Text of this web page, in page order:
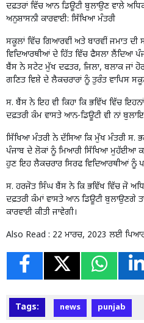
ਦਫ਼ਤਰਾਂ ਵਿੱਚ ਆਨ ਡਿਊਟੀ ਬੁਲਾਉਣ ਵਾਲੇ
ਅਨੁਸ਼ਾਸਨੀ ਕਾਰਵਾਈ: ਸਿੱਖਿਆ ਮੰਤਰੀ
ਸਕੂਲਾਂ ਵਿੱਚ ਗਿਆਰਵੀਂ ਅਤੇ ਬਾਰਵੀਂ ਜਮਾਤ
ਵਿਦਿਆਰਥੀਆਂ ਦੇ ਹਿੱਤ ਵਿੱਚ ਫੈਸਲਾ ਲੈੰਦਿਆ
ਬੈਂਸ ਨੇ ਸਟੇਟ ਮੁੱਖ ਦਫਤਰ, ਜਿਲਾ, ਬਲਾਕ ਜਾਂ
ਗਣਿਤ ਵਿਸ਼ੇ ਦੇ ਲੈਕਚਰਾਰਾਂ ਨੂੰ ਤੁਰੰਤ ਵਾਪਿਸ
ਸ. ਬੈਂਸ ਨੇ ਇਹ ਵੀ ਕਿਹਾ ਕਿ ਭਵਿੱਖ ਵਿੱਚ
ਦਫ਼ਤਰੀ ਕੰਮ ਵਾਸਤੇ ਆਨ-ਡਿਊਟੀ ਵੀ ਨਾਂ
ਸਿੱਖਿਆ ਮੰਤਰੀ ਨੇ ਦੱਸਿਆ ਕਿ ਮੁੱਖ ਮੰਤਰੀ ਸ.
ਪੰਜਾਬ ਦੇ ਲੋਕਾਂ ਨੂੰ ਮਿਆਰੀ ਸਿੱਖਿਆ ਮੁਹੱਈਆ
ਹੁਣ ਇਹ ਲੈਕਚਰਾਰ ਸਿਰਫ ਵਿਦਿਆਰਥੀਆਂ ਨੂੰ
ਸ. ਹਰਜੋਤ ਸਿੰਘ ਬੈਂਸ ਨੇ ਕਿ ਭਵਿੱਖ ਵਿੱਚ ਜੋ
ਦਫ਼ਤਰੀ ਕੰਮਾਂ ਵਾਸਤੇ ਆਨ ਡਿਊਟੀ ਬੁਲਾਉਣਗੇ
ਕਾਰਵਾਈ ਕੀਤੀ ਜਾਵੇਗੀ।
Also Read : 22 ਮਾਰਚ, 2023 ਲਈ
Tags: news punjab